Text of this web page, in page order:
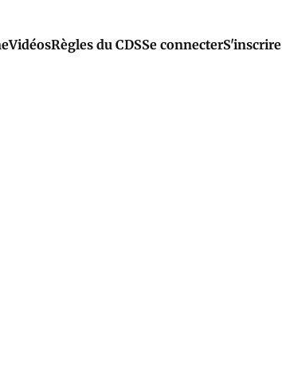
VidéosRègles du CDSSe connecterS'inscrire